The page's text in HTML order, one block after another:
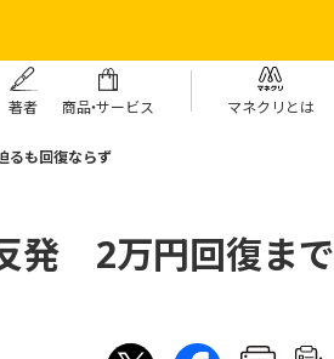
著者 商品・サービス マネクリとは
るも回復ならず
発 2万円回復まで